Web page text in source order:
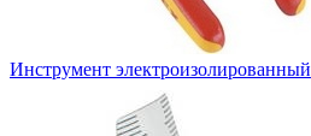
Инструмент электроизолированный